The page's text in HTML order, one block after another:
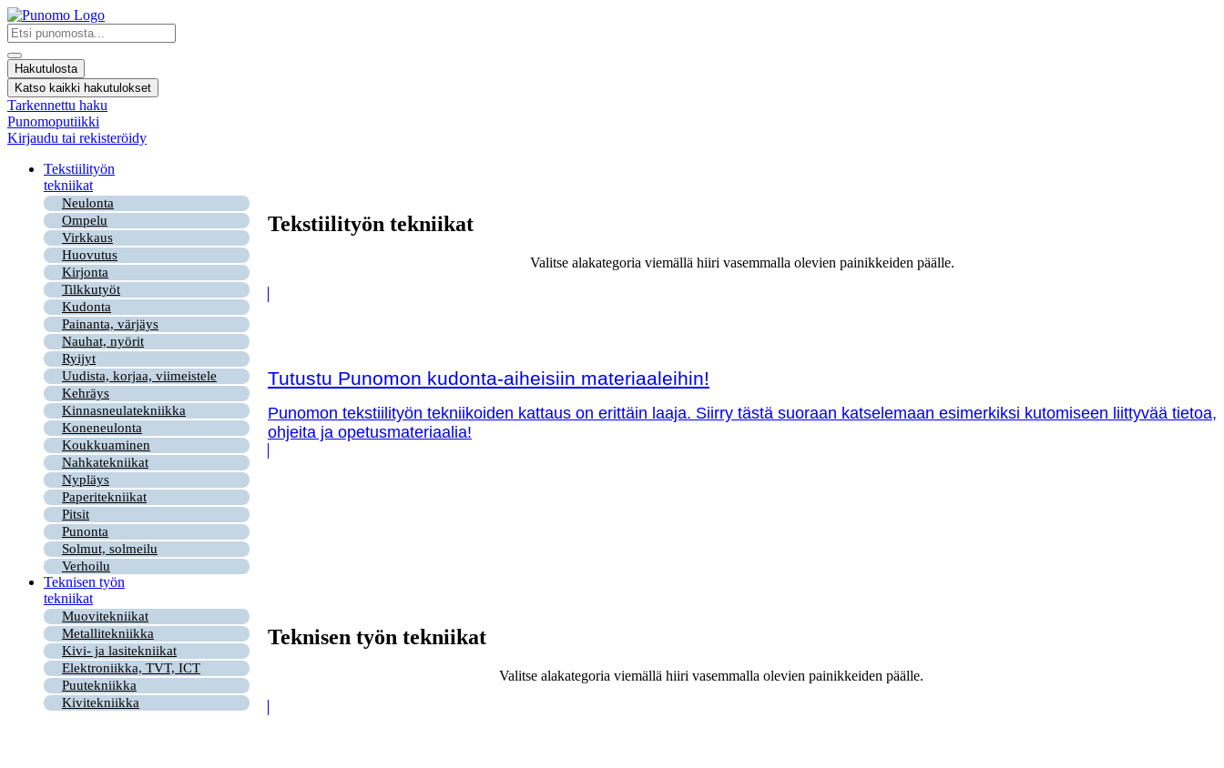
Mene
sisältöön
Search
...
Hakutulosta
Katso kaikki hakutulokset
Tarkennettu haku
Punomoputiikki
Kirjaudu tai rekisteröidy
Tekstiilityön
tekniikat
Neulonta
Ompelu
Virkkaus
Huovutus
Kirjonta
Tilkkutyöt
Kudonta
Painanta, värjäys
Nauhat, nyörit
Ryijyt
Uudista, korjaa, viimeistele
Kehräys
Kinnasneulatekniikka
Koneneulonta
Koukkuaminen
Nahkatekniikat
Nypläys
Paperitekniikat
Pitsit
Punonta
Solmut, solmeilu
Verhoilu
Tekstiilityön tekniikat
Valitse alakategoria viemällä hiiri vasemmalla olevien painikkeiden päälle.
Tutustu Punomon kudonta-aiheisiin materiaaleihin!
Punomon tekstiilityön tekniikoiden kattaus on erittäin laaja. Siirry tästä suoraan katselemaan esimerkiksi kutomiseen liittyvää tietoa,
ohjeita ja opetusmateriaalia!
Teknisen työn
tekniikat
Muovitekniikat
Metallitekniikka
Kivi- ja lasitekniikat
Elektroniikka, TVT, ICT
Puutekniikka
Kivitekniikka
Teknisen työn tekniikat
Valitse alakategoria viemällä hiiri vasemmalla olevien painikkeiden päälle.